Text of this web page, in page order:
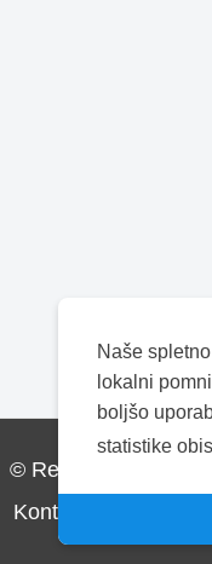
Naše
lokalni
boljšo
statistike
© Realis d.o.o. Vse
Kontakt